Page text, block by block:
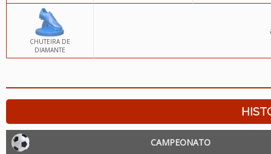
CHUTEIRA DE
DIAMANTE
CAMPEONATO